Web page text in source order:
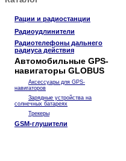
Рации и радиостанции
Радиоудлинители
Радиотелефоны дальнего
радиуса действия
Автомобильные GPS-
навигаторы GLOBUS
Аксессуары для GPS-
навигаторов
Зарядные устройства на
солнечных батареях
Трекеры
GSM-глушители